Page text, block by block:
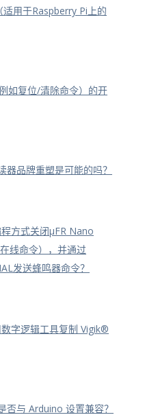
用于Raspberry Pi上的
如复位/清除命令）的开
器品牌重塑是可能的吗？
方式关闭μFR Nano
线命令），并通过
发送蜂鸣器命令？
字逻辑工具复制 Vigik®
否与 Arduino 设置兼容？